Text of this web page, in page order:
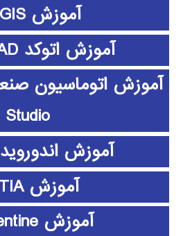
آموزش ArcGIS
آموزش اتوکد AUTOCAD
Studio
آموزش اندوروید android
آموزش CATIA
آموزش clementine